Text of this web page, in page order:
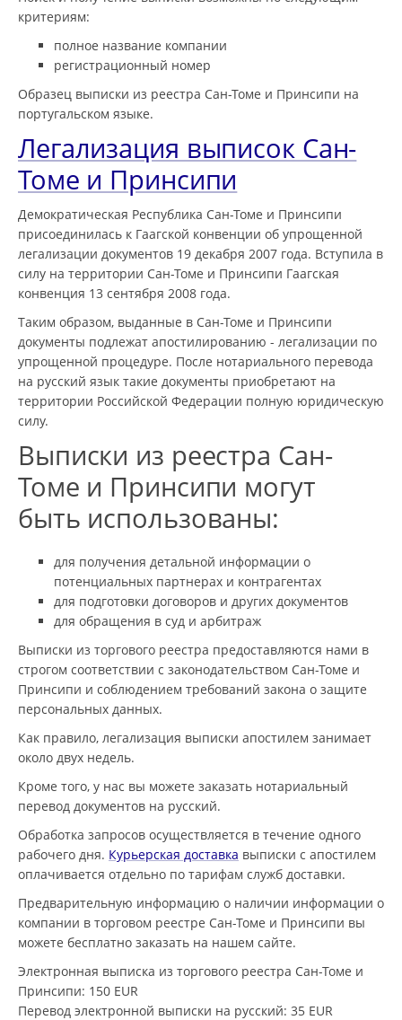
критериям:
полное название компании
регистрационный номер
Образец выписки из реестра Сан-Томе и Принсипи на
португальском языке.
Легализация выписок Сан-
Томе и Принсипи
Демократическая Республика Сан-Томе и Принсипи
присоединилась к Гаагской конвенции об упрощенной
легализации документов 19 декабря 2007 года. Вступила в
силу на территории Сан-Томе и Принсипи Гаагская
конвенция 13 сентября 2008 года.
Таким образом, выданные в Сан-Томе и Принсипи
документы подлежат апостилированию - легализации по
упрощенной процедуре. После нотариального перевода
на русский язык такие документы приобретают на
территории Российской Федерации полную юридическую
силу.
Выписки из реестра Сан-
Томе и Принсипи могут
быть использованы:
для получения детальной информации о
потенциальных партнерах и контрагентах
для подготовки договоров и других документов
для обращения в суд и арбитраж
Выписки из торгового реестра предоставляются нами в
строгом соответствии с законодательством Сан-Томе и
Принсипи и соблюдением требований закона о защите
персональных данных.
Как правило, легализация выписки апостилем занимает
около двух недель.
Кроме того, у нас вы можете заказать нотариальный
перевод документов на русский.
Обработка запросов осуществляется в течение одного
рабочего дня. Курьерская доставка выписки с апостилем
оплачивается отдельно по тарифам служб доставки.
Предварительную информацию о наличии информации о
компании в торговом реестре Сан-Томе и Принсипи вы
можете бесплатно заказать на нашем сайте.
Электронная выписка из торгового реестра Сан-Томе и
Принсипи: 150 EUR
Перевод электронной выписки на русский: 35 EUR